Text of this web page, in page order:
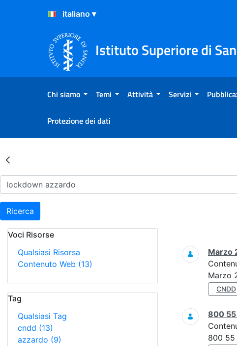
Salta al Contenuto
Salta al Footer
Istituto Superiore di
Chi siamo Temi Attività Servizi
Protezione dei dati
Risultati della Ricerca -
Ricerca
Voci Risorse
Qualsiasi Risorsa
Contenuto Web (13)
Tag
Qualsiasi Tag
cndd (13)
azzardo (9)
Ricerca
Marzo
Marzo
CNDD
800 55
800 55